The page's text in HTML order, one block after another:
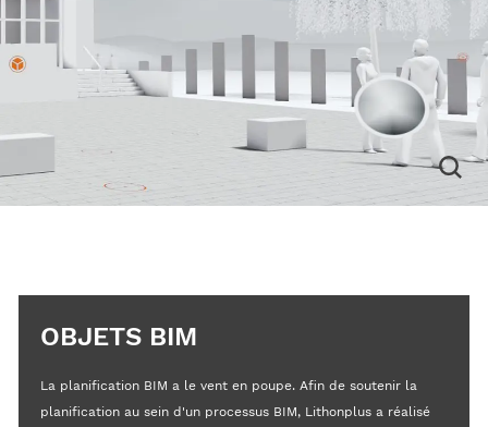
OBJETS BIM
La planification BIM a le vent en poupe. Afin de soutenir la
planification au sein d'un processus BIM, Lithonplus a réalisé